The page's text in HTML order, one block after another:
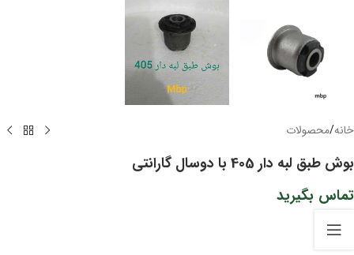
خانه/محصولات
بوش طبق لبه دار 405 با دوسال گارانتی
تماس بگیرید